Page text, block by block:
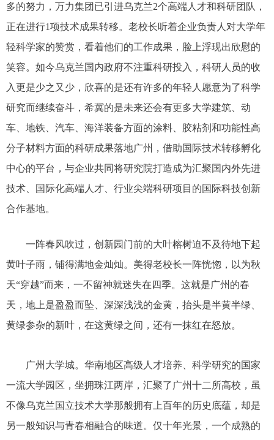
多的努力，万力集团已引进乌克兰2个高端人才和科研团队，
正在进行1项技术成果转移。老校长听着企业负责人对大学年
轻科学家的赞赏，看着他们的工作成果，脸上浮现出欣慰的
笑容。如今乌克兰国内政府不注重科研投入，科研人员的收
入更是少之又少，欣喜的是还有许多的年轻人愿意为了科学
研究而继续奋斗，希冀的是未来还会有更多大学建筑、动
车、地铁、汽车、海洋装备方面的涂料、胶粘剂和功能性高
分子材料方面的科研成果落地广州，借助国际技术转移孵化
中心的平台，与企业共同将研究院打造成为汇聚国内外先进
技术、国际化高端人才、行业尖端科研项目的国际科技创新
合作基地。
一阵春风吹过，创新园门前的大叶榕树迫不及待地下起
黄叶子雨，铺得满地金灿灿。美得老校长一阵恍惚，以为秋
天“穿越”而来，一不留神就迷失在四季。这就是广州的春
天，地上是盈盈而坠、深深浅浅的金黄，抬头是半黄半绿、
黄绿参杂的新叶，在这黄绿之间，还有一抹红在怒放。
广州大学城。华南地区高级人才培养、科学研究的国家
一流大学园区，坐拥珠江两岸，汇聚了广州十二所高校，虽
不像乌克兰国立技术大学那般拥有上百年的历史底蕴，却是
另一般知识与青春相融合的味道。仅十年光景，一个成熟的